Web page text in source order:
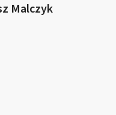
Malczyk